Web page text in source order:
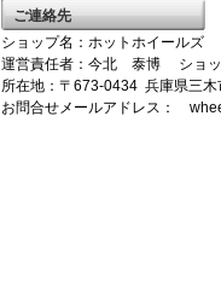
ご連絡先
ショップ名：ホットホイールズ
運営責任者：今北 泰博 ショッ
所在地：〒673-0434 兵庫県三
お問合せメールアドレス：